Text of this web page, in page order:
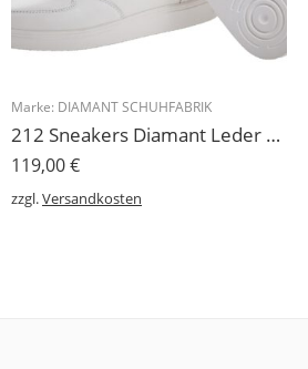
Marke: DIAMANT SCHUHFABRIK
212 Sneakers Diamant Leder weiss, drehfreudige Kunststoffsohle
119,00€
zzgl.Versandkosten